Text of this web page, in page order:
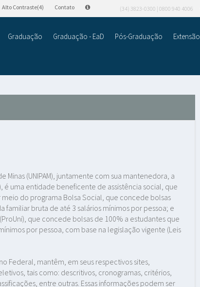
Alto Contraste(4) Contato (34) 3823-0300 | 0800 940 4006
Graduação Graduação - EaD Pós-Graduação Extensão
Minas (UNIPAM), juntamente com sua mantenedora, a
é uma entidade beneficente de assistência social, que
do programa Bolsa Social, que concede bolsas
familiar bruta de até 3 salários mínimos por pessoa; e
que concede bolsas de 100% a estudantes que
por pessoa, com base na legislação vigente (Leis
Federal, mantêm, em seus respectivos sites,
tais como: descritivos, cronogramas, critérios,
entre outras. Essas informações podem ser